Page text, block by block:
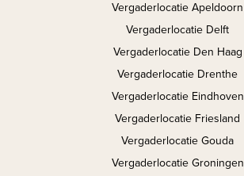
Vergaderlocatie Apeldoorn
Vergaderlocatie Delft
Vergaderlocatie Den Haag
Vergaderlocatie Drenthe
Vergaderlocatie Eindhoven
Vergaderlocatie Friesland
Vergaderlocatie Gouda
Vergaderlocatie Groningen